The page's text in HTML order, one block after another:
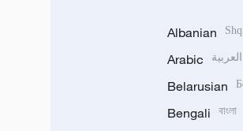
Albanian
Arabic العربية
Belarusian
Bengali বাংলা